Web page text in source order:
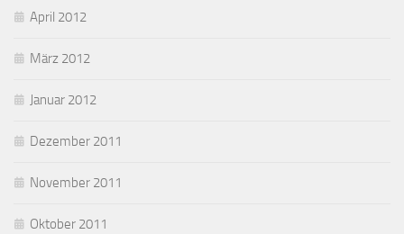
April 2012
März 2012
Januar 2012
Dezember 2011
November 2011
Oktober 2011